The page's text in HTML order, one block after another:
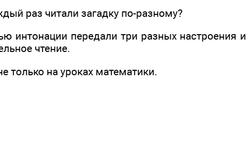
раз читали загадку по-разному?
интонации передали три разных настроения и
чтение.
только на уроках математики.